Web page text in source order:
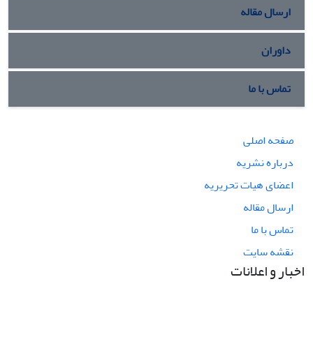
ارسال مقاله
داوران
تماس با ما
صفحه اصلی
درباره نشریه
اعضای هیات تحریریه
ارسال مقاله
تماس با ما
نقشه سایت
اخبار و اعلانات